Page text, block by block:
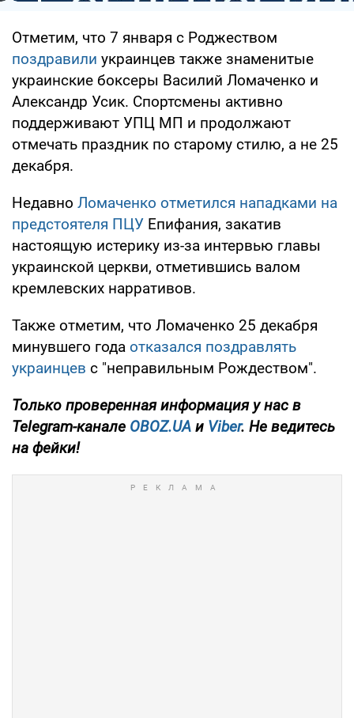
Отметим, что 7 января с Роджеством
поздравили украинцев также знаменитые
украинские боксеры Василий Ломаченко и
Александр Усик. Спортсмены активно
поддерживают УПЦ МП и продолжают
отмечать праздник по старому стилю, а не 25
декабря.
Недавно Ломаченко отметился нападками на
предстоятеля ПЦУ Епифания, закатив
настоящую истерику из-за интервью главы
украинской церкви, отметившись валом
кремлевских нарративов.
Также отметим, что Ломаченко 25 декабря
минувшего года отказался поздравлять
украинцев с "неправильным Рождеством".
Только проверенная информация у нас в
Telegram-канале OBOZ.UA и Viber. Не ведитесь
на фейки!